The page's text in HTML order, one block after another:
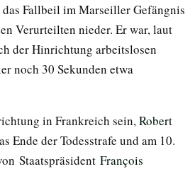
das Fallbeil im Marseiller Gefängnis
Verurteilten nieder. Er war, laut
der Hinrichtung arbeitslosen
noch 30 Sekunden etwa
in Frankreich sein, Robert
Ende der Todesstrafe und am 10.
Staatspräsident François